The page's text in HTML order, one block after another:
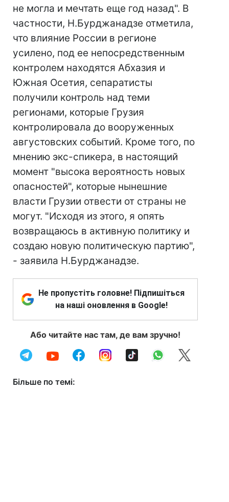
не могла и мечтать еще год назад". В
частности, Н.Бурджанадзе отметила,
что влияние России в регионе
усилено, под ее непосредственным
контролем находятся Абхазия и
Южная Осетия, сепаратисты
получили контроль над теми
регионами, которые Грузия
контролировала до вооруженных
августовских событий. Кроме того, по
мнению экс-спикера, в настоящий
момент "высока вероятность новых
опасностей", которые нынешние
власти Грузии отвести от страны не
могут. "Исходя из этого, я опять
возвращаюсь в активную политику и
создаю новую политическую партию",
- заявила Н.Бурджанадзе.
Не пропустіть головне! Підпишіться
на наші оновлення в Google!
Або читайте нас там, де вам зручно!
Більше по темі: